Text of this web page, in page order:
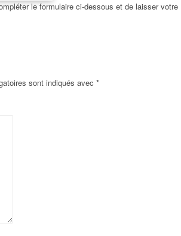
le formulaire ci-dessous et de laisser votre
sont indiqués avec *